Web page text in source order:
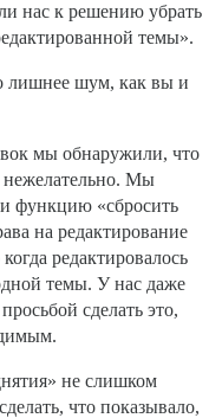
нас к решению убрать
темы».
лишнее шум, как вы и
мы обнаружили, что
нежелательно. Мы
функцию «сбросить
на редактирование
редактировалось
темы. У нас даже
сделать это,
не слишком
что показывало,